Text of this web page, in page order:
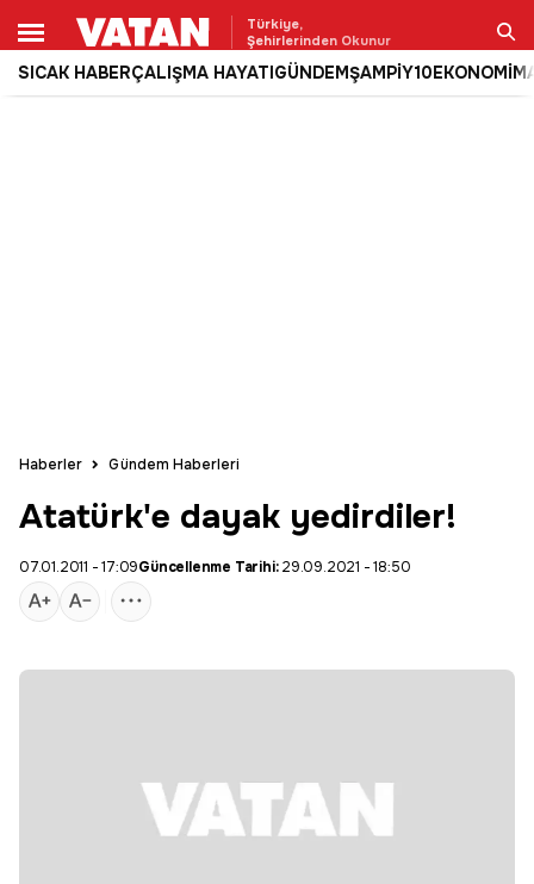
Türkiye,
Şehirlerinden Okunur
SICAK HABERÇALIŞMA HAYATIGÜNDEMŞAMPİY10EKONOMİ
Ara
Haberler Gündem Haberleri
Atatürk'e dayak yedirdiler!
07.01.2011 - 17:09Güncellenme Tarihi:29.09.2021 - 18:50